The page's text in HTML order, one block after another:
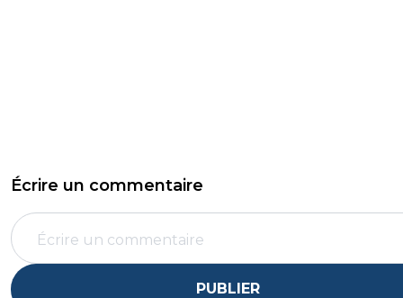
Écrire un commentaire
PUBLIER